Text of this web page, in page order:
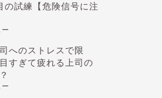
の試練【危険信号に注
へのストレスで限
すぎて疲れる上司の